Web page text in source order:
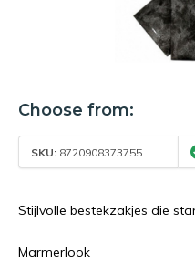
Choose from:
SKU: 8720908373755
Stijlvolle bestekzakjes die
Marmerlook